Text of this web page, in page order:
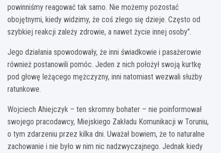
powinniśmy reagować tak samo. Nie możemy pozostać
obojętnymi, kiedy widzimy, że coś złego się dzieje. Często od
szybkiej reakcji zależy zdrowie, a nawet życie innej osoby”.
Jego działania spowodowały, że inni świadkowie i pasażerowie
również postanowili pomóc. Jeden z nich położył swoją kurtkę
pod głowę leżącego mężczyzny, inni natomiast wezwali służby
ratunkowe.
Wojciech Ahiejczyk – ten skromny bohater – nie poinformował
swojego pracodawcy, Miejskiego Zakładu Komunikacji w Toruniu,
o tym zdarzeniu przez kilka dni. Uważał bowiem, że to naturalne
zachowanie i nie było w nim nic nadzwyczajnego. Jednak kiedy